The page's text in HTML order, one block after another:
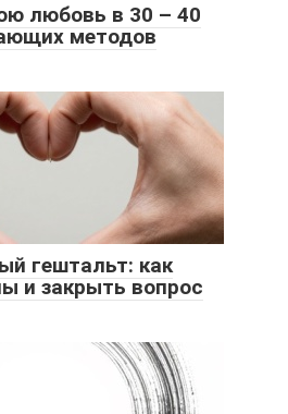
любовь в 30 – 40
методов
гештальт: как
и закрыть вопрос